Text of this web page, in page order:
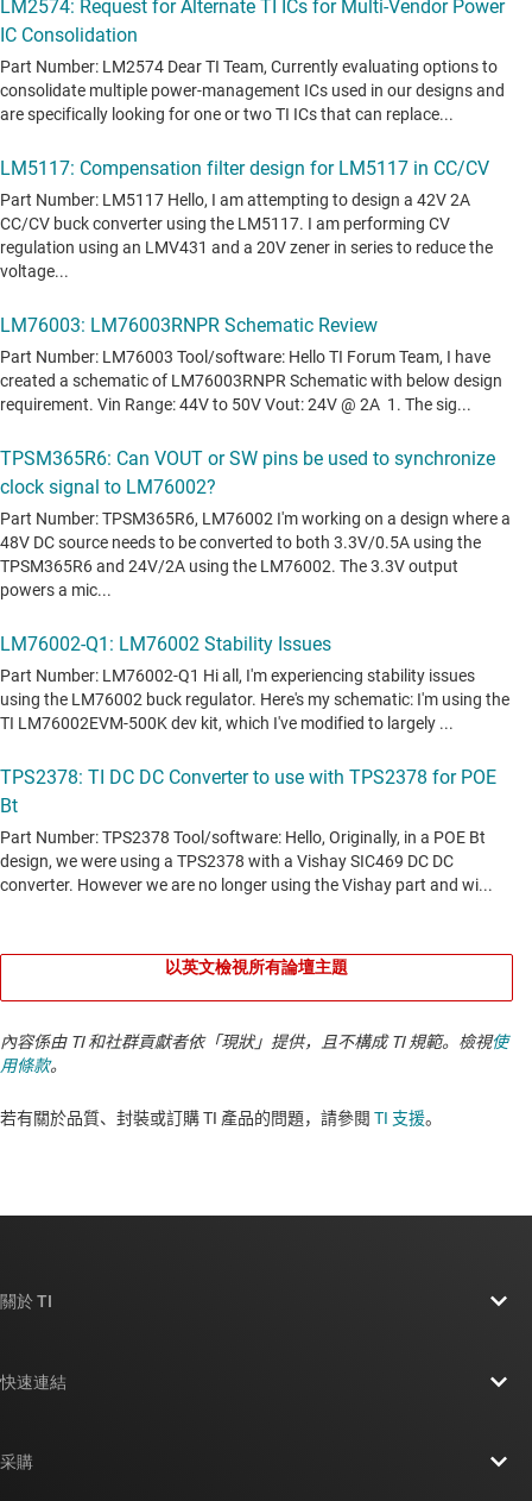
以英文檢視所有論壇主題
內容係由 TI 和社群貢獻者依「現狀」提供，且不構成 TI 規範。檢視使
用條款。
若有關於品質、封裝或訂購 TI 產品的問題，請參閱 TI 支援。​​​​​​​​​​​​​​
關於 TI
快速連結
采購